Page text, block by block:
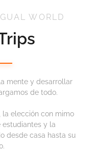
WORLD
mente y desarrollar
de todo.
la elección con mimo
y la
desde casa hasta su